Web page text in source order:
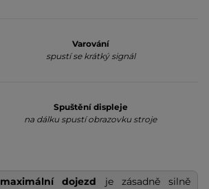
Varování
spustí se krátký signál
Spuštění displeje
na dálku spustí obrazovku stroje
maximální dojezd je zásadně silně